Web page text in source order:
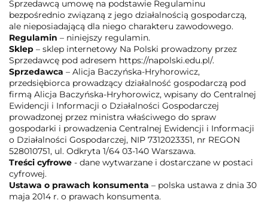
Sprzedawcą umowę na podstawie Regulaminu
bezpośrednio związaną z jego działalnością gospodarczą,
ale nieposiadającą dla niego charakteru zawodowego.
Regulamin – niniejszy regulamin.
Sklep – sklep internetowy Na Polski prowadzony przez
Sprzedawcę pod adresem https://napolski.edu.pl/.
Sprzedawca – Alicja Baczyńska-Hryhorowicz,
przedsiębiorca prowadzący działalność gospodarczą pod
firmą Alicja Baczyńska-Hryhorowicz, wpisany do Centralnej
Ewidencji i Informacji o Działalności Gospodarczej
prowadzonej przez ministra właściwego do spraw
gospodarki i prowadzenia Centralnej Ewidencji i Informacji
o Działalności Gospodarczej, NIP 7312023351, nr REGON
528010751, ul. Odkryta 1/64 03-140 Warszawa.
Treści cyfrowe - dane wytwarzane i dostarczane w postaci
cyfrowej.
Ustawa o prawach konsumenta – polska ustawa z dnia 30
maja 2014 r. o prawach konsumenta.